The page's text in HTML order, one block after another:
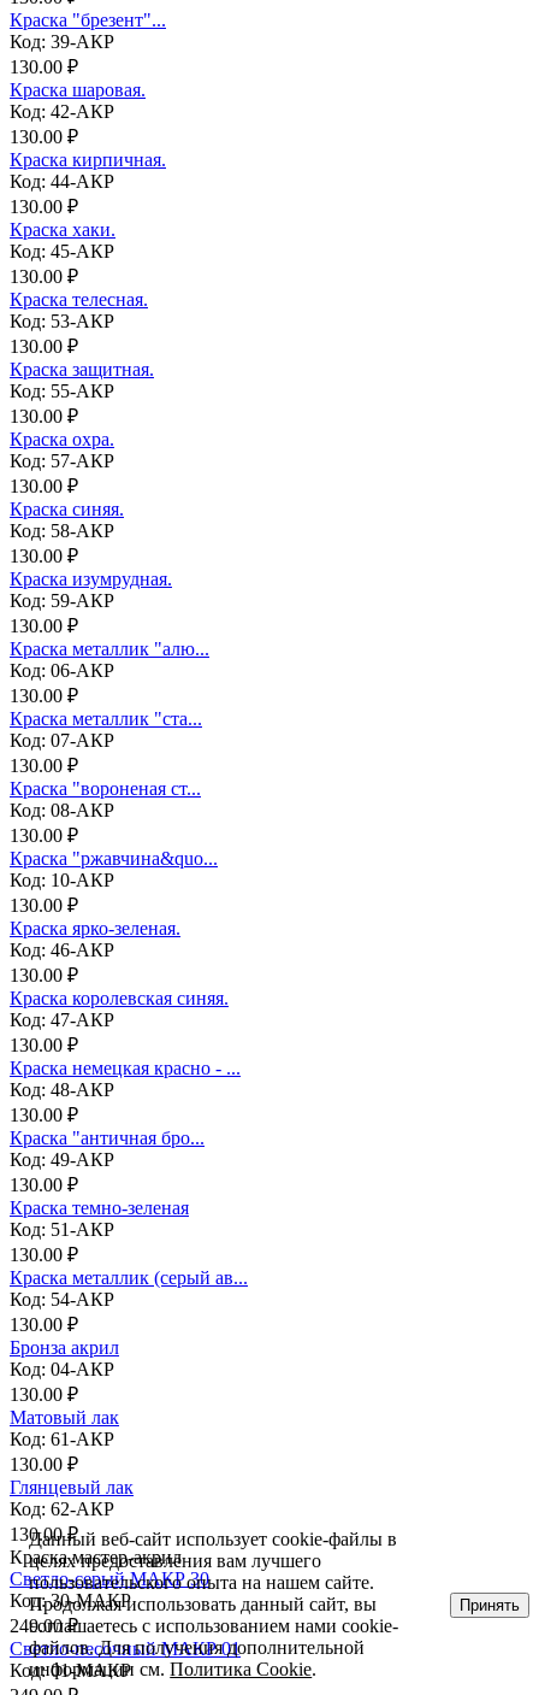
Краска "брезент"...
Код: 39-АКР
130.00 ₽
Краска шаровая.
Код: 42-АКР
130.00 ₽
Краска кирпичная.
Код: 44-АКР
130.00 ₽
Краска хаки.
Код: 45-АКР
130.00 ₽
Краска телесная.
Код: 53-АКР
130.00 ₽
Краска защитная.
Код: 55-АКР
130.00 ₽
Краска охра.
Код: 57-АКР
130.00 ₽
Краска синяя.
Код: 58-АКР
130.00 ₽
Краска изумрудная.
Код: 59-АКР
130.00 ₽
Краска металлик "алю...
Код: 06-АКР
130.00 ₽
Краска металлик "ста...
Код: 07-АКР
130.00 ₽
Краска "вороненая ст...
Код: 08-АКР
130.00 ₽
Краска "ржавчина&quo...
Код: 10-АКР
130.00 ₽
Краска ярко-зеленая.
Код: 46-АКР
130.00 ₽
Краска королевская синяя.
Код: 47-АКР
130.00 ₽
Краска немецкая красно - ...
Код: 48-АКР
130.00 ₽
Краска "античная бро...
Код: 49-АКР
130.00 ₽
Краска темно-зеленая
Код: 51-АКР
130.00 ₽
Краска металлик (серый ав...
Код: 54-АКР
130.00 ₽
Бронза акрил
Код: 04-АКР
130.00 ₽
Матовый лак
Код: 61-АКР
130.00 ₽
Глянцевый лак
Код: 62-АКР
130.00 ₽
Краска мастер-акрил
Светло-серый МАКР 30
Код: 30-МАКР
249.00 ₽
Светло-песочный МАКР 01
Код: 01-МАКР
Данный веб-сайт использует cookie-файлы в
целях предоставления вам лучшего
пользовательского опыта на нашем сайте.
Продолжая использовать данный сайт, вы
соглашаетесь с использованием нами cookie-
файлов. Для получения дополнительной
информации см.Политика Cookie.
Принять